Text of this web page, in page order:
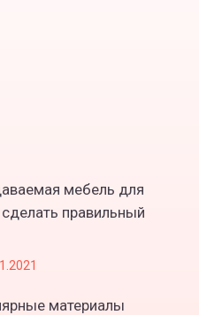
мебель для
правильный
материалы